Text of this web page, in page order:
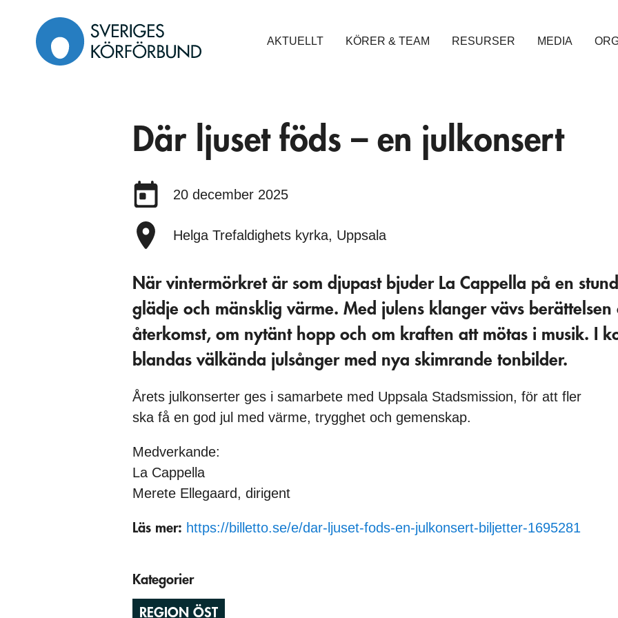
innehåll
AKTUELLT KÖRER & TEAM RESURSER MEDIA
Där ljuset föds – en julkonsert
Datum:
20 december 2025
Plats:
Helga Trefaldighets kyrka, Uppsala
När vintermörkret är som djupast bjuder La Cappella på en
glädje och mänsklig värme. Med julens klanger vävs berättelsen
återkomst, om nytänt hopp och om kraften att mötas i musik. I
blandas välkända julsånger med nya skimrande tonbilder.
Årets julkonserter ges i samarbete med Uppsala Stadsmission, för att fler
ska få en god jul med värme, trygghet och gemenskap.
Medverkande:
La Cappella
Merete Ellegaard, dirigent
Läs mer: https://billetto.se/e/dar-ljuset-fods-en-julkonsert-biljetter-1695281
Kategorier
REGION ÖST